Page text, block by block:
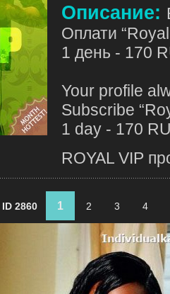
Описание:
Оплати
1 день - 170
Your profile
Subscribe
1 day - 170
ROYAL VIP
ID 2860 1 2 3 4